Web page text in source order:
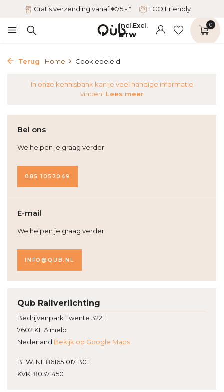
Gratis verzending vanaf €75,- * ECO Friendly
Incl.Excl.
BTW
0
Terug Home Cookiebeleid
In onze kennisbank kan je veel handige informatie
vinden! Lees meer
Bel ons
We helpen je graag verder
085 1052049
E-mail
We helpen je graag verder
INFO@QUB.NL
Qub Railverlichting
Bedrijvenpark Twente 322E
7602 KL Almelo
Nederland Bekijk op Google Maps
BTW: NL 861651017 B01
KVK: 80371450